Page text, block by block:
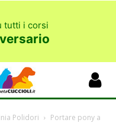
tutti i corsi
Polidori
Portare pony a